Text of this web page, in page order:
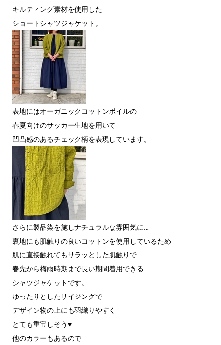
キルティング素材を使用した
ショートシャツジャケット。
表地にはオーガニックコットンボイルの
春夏向けのサッカー生地を用いて
凹凸感のあるチェック柄を表現しています。
さらに製品染を施しナチュラルな雰囲気に…
裏地にも肌触りの良いコットンを使用しているため
肌に直接触れてもサラッとした肌触りで
春先から梅雨時期まで長い期間着用できる
シャツジャケットです。
ゆったりとしたサイジングで
デザイン物の上にも羽織りやすく
とても重宝しそう♥
他のカラーもあるので